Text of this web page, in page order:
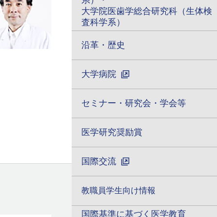
大学院医歯学総合研究科（生体検
査科学系）
沿革・歴史
大学病院
セミナー・研究会・学会等
医学研究奨励賞
国際交流
教職員学生向け情報
国際基準に基づく医学教育